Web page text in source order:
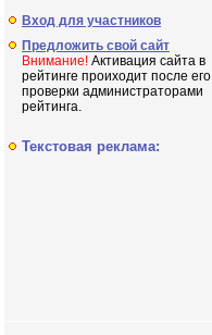
Вход для участников
Предложить свой сайт
Внимание! Активация сайта в
рейтинге проиходит после его
проверки администраторами
рейтинга.
Текстовая реклама: